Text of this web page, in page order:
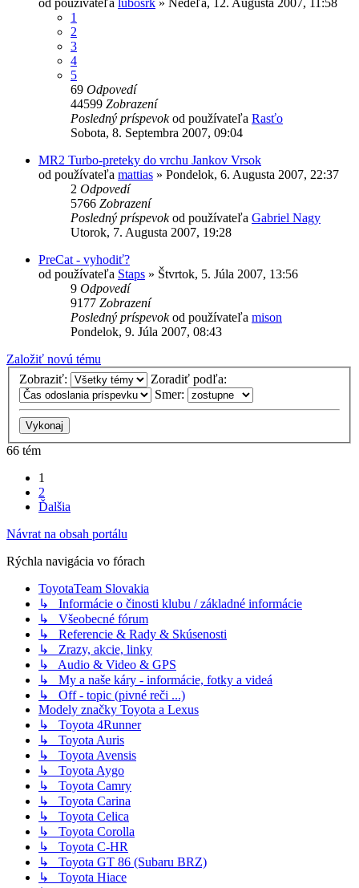
1
2
3
4
5
69 Odpovedí
44599 Zobrazení
Posledný príspevokod používateľa Rasťo
Sobota, 8. Septembra 2007, 09:04
MR2 Turbo-preteky do vrchu Jankov Vrsok
od používateľa mattias » Pondelok, 6. Augusta 2007, 22:37
2 Odpovedí
5766 Zobrazení
Posledný príspevokod používateľa Gabriel Nagy
Utorok, 7. Augusta 2007, 19:28
PreCat - vyhodiť?
od používateľa Staps » Štvrtok, 5. Júla 2007, 13:56
9 Odpovedí
9177 Zobrazení
Posledný príspevokod používateľa mison
Pondelok, 9. Júla 2007, 08:43
Založiť novú tému
Zobraziť:
Zoradiť podľa:
Smer:
66 tém
1
2
Ďalšia
Návrat na obsah portálu
Rýchla navigácia vo fórach
ToyotaTeam Slovakia
↳ Informácie o činosti klubu / základné informácie
↳ Všeobecné fórum
↳ Referencie & Rady & Skúsenosti
↳ Zrazy, akcie, linky
↳ Audio & Video & GPS
↳ My a naše káry - informácie, fotky a videá
↳ Off - topic (pivné reči ...)
Modely značky Toyota a Lexus
↳ Toyota 4Runner
↳ Toyota Auris
↳ Toyota Avensis
↳ Toyota Aygo
↳ Toyota Camry
↳ Toyota Carina
↳ Toyota Celica
↳ Toyota Corolla
↳ Toyota C-HR
↳ Toyota GT 86 (Subaru BRZ)
↳ Toyota Hiace